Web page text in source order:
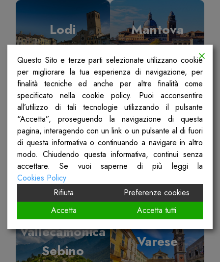
Lodi Mantova
Milano Pavia
Sondrio Ticino Olona
Vallecamonica
Sebino
Varese
Questo Sito e terze parti selezionate utilizzano cookie
per migliorare la tua esperienza di navigazione, per
finalità tecniche ed anche per altre finalità come
specificato nella cookie policy. Puoi acconsentire
all’utilizzo di tali tecnologie utilizzando il pulsante
“Accetta”, proseguendo la navigazione di questa
pagina, interagendo con un link o un pulsante al di fuori
di questa informativa o continuando a navigare in altro
modo. Chiudendo questa informativa, continui senza
accettare. Se vuoi saperne di più leggi la
Cookies Policy
Rifiuta
Preferenze cookies
Accetta
Accetta tutti